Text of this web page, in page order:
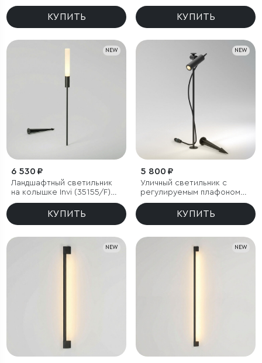
3000K IP54
КУПИТЬ
DORS 3000K черный
КУПИТЬ
NEW
6 530 ₽
Ландшафтный светильник
на колышке Invi (35155/F)
3000K черный
КУПИТЬ
NEW
5 800 ₽
Уличный светильник с
регулируемым плафоном
Covert 3000K черный IP65
КУПИТЬ
NEW NEW